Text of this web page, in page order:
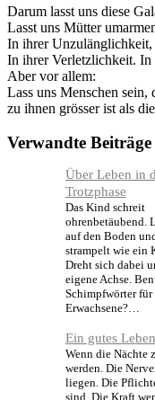
Darum lasst uns diese
Lasst uns Mütter
In ihrer
In ihrer Verletzlichkeit. In
Aber vor allem:
Lass uns Menschen sein,
zu ihnen grösser ist als
Verwandte Beiträge
Über Leben in
Trotzphase
Das Kind schreit
ohrenbetäubend.
auf den Boden
strampelt wie ein
Dreht sich dabei
eigene Achse.
Schimpfwörter für
Erwachsene?…
Ein gutes
Wenn die Nächte
werden. Die
liegen. Die
sind. Die Kraft